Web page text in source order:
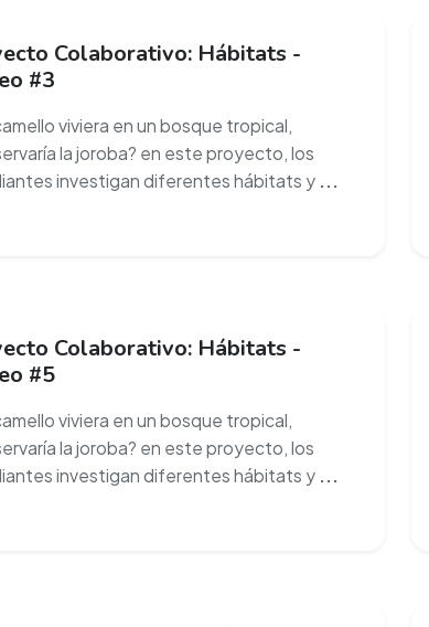
Colaborativo: Hábitats -
#3
viviera en un bosque tropical,
la joroba? en este proyecto, los
investigan diferentes hábitats y ...
Colaborativo: Hábitats -
#5
viviera en un bosque tropical,
la joroba? en este proyecto, los
investigan diferentes hábitats y ...